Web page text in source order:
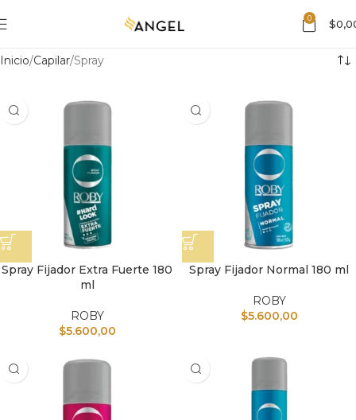
0 $
Inicio Capilar Spray
Spray Fijador Extra Fuerte 180
ml
ROBY
$5.600,00
Spray Fijador Normal 180 ml
ROBY
$5.600,00